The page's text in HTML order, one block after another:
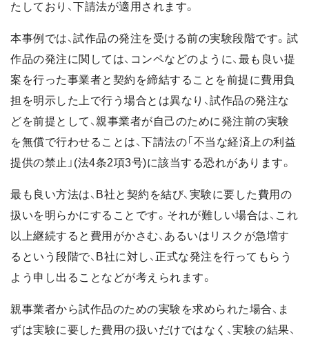
たしており、下請法が適用されます。
本事例では、試作品の発注を受ける前の実験段階です。試
作品の発注に関しては、コンペなどのように、最も良い提
案を行った事業者と契約を締結することを前提に費用負
担を明示した上で行う場合とは異なり、試作品の発注な
どを前提として、親事業者が自己のために発注前の実験
を無償で行わせることは、下請法の「不当な経済上の利益
提供の禁止」(法4条2項3号)に該当する恐れがあります。
最も良い方法は、B社と契約を結び、実験に要した費用の
扱いを明らかにすることです。それが難しい場合は、これ
以上継続すると費用がかさむ、あるいはリスクが急増す
るという段階で、B社に対し、正式な発注を行ってもらう
よう申し出ることなどが考えられます。
親事業者から試作品のための実験を求められた場合、ま
ずは実験に要した費用の扱いだけではなく、実験の結果、